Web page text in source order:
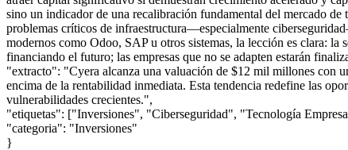
sino un indicador de una recalibración fundamental del mercado
problemas críticos de infraestructura—especialmente
modernos como Odoo, SAP u otros sistemas, la lección es clara:
financiando el futuro; las empresas que no se adapten estarán
"extracto": "Cyera alcanza una valuación de $12 mil millones con
encima de la rentabilidad inmediata. Esta tendencia redefine las
vulnerabilidades crecientes.",
"etiquetas": ["Inversiones", "Ciberseguridad", "Tecnología
"categoria": "Inversiones"
}